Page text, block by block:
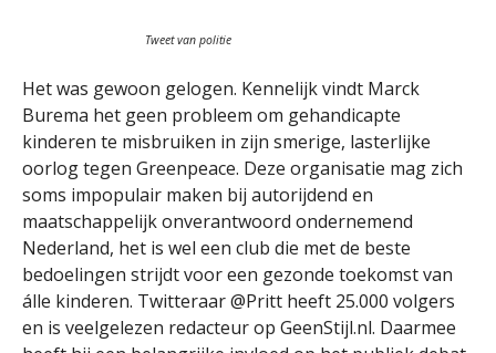
Tweet van politie
Het was gewoon gelogen. Kennelijk vindt Marck
Burema het geen probleem om gehandicapte
kinderen te misbruiken in zijn smerige, lasterlijke
oorlog tegen Greenpeace. Deze organisatie mag zich
soms impopulair maken bij autorijdend en
maatschappelijk onverantwoord ondernemend
Nederland, het is wel een club die met de beste
bedoelingen strijdt voor een gezonde toekomst van
álle kinderen. Twitteraar @Pritt heeft 25.000 volgers
en is veelgelezen redacteur op GeenStijl.nl. Daarmee